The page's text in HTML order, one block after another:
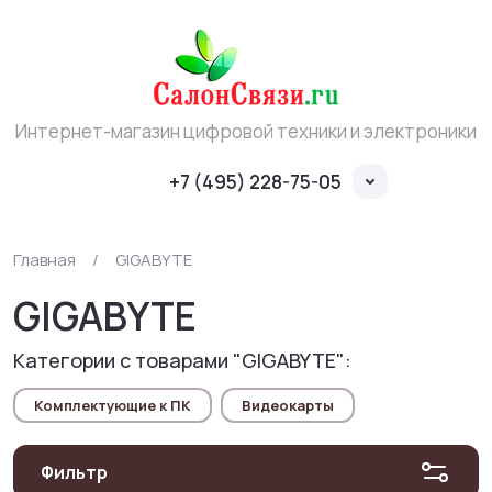
Интернет-магазин цифровой техники и электроники
+7 (495) 228-75-05
Главная / GIGABYTE
GIGABYTE
Категории с товарами "GIGABYTE":
Комплектующие к ПК Видеокарты
Фильтр